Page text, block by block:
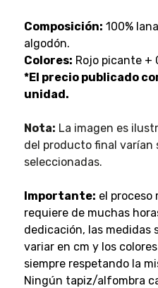
Composición: 100%
algodón.
Colores: Rojo picante +
*El precio publicado
unidad.
Nota: La imagen es
del producto final varían
seleccionadas.
Importante: el proceso
requiere de muchas
dedicación, las medidas
variar en cm y los
siempre respetando la
Ningún tapiz/alfombra